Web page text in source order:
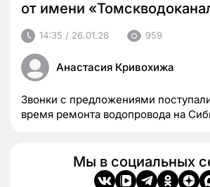
от имени
14:35 / 26.01.26 959
Анастасия Кривохижа
Звонки с предложениями
время ремонта водопровода на
Мы в социальных